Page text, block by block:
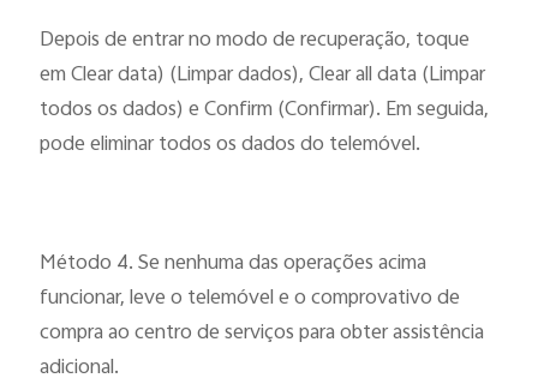
Depois de entrar no modo de recuperação, toque
em Clear data) (Limpar dados), Clear all data (Limpar
todos os dados) e Confirm (Confirmar). Em seguida,
pode eliminar todos os dados do telemóvel.
Método 4. Se nenhuma das operações acima
funcionar, leve o telemóvel e o comprovativo de
compra ao centro de serviços para obter assistência
adicional.